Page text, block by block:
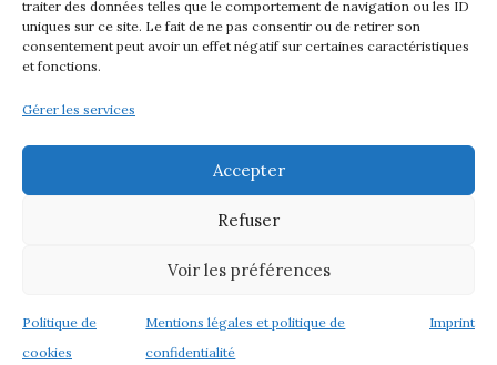
traiter des données telles que le comportement de navigation ou les ID
uniques sur ce site. Le fait de ne pas consentir ou de retirer son
consentement peut avoir un effet négatif sur certaines caractéristiques
et fonctions.
Gérer les services
Accepter
Refuser
Voir les préférences
Politique de
cookies
Mentions légales et politique de
confidentialité
Imprint
CGV et Retours
Mentions légales & confidentialité
© 2026 Asso M&M - Thème WordPress par
Kadence WP